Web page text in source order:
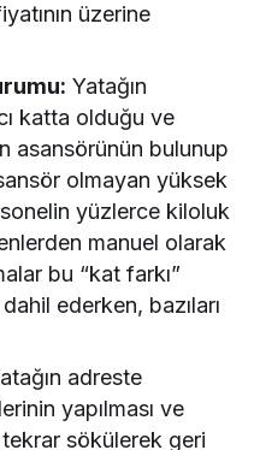
üzerine
Yatağın
katta olduğu ve
asansörünün bulunup
olmayan yüksek
yüzlerce kiloluk
manuel olarak
bu “kat farkı”
ederken, bazıları
adreste
yapılması ve
sökülerek geri